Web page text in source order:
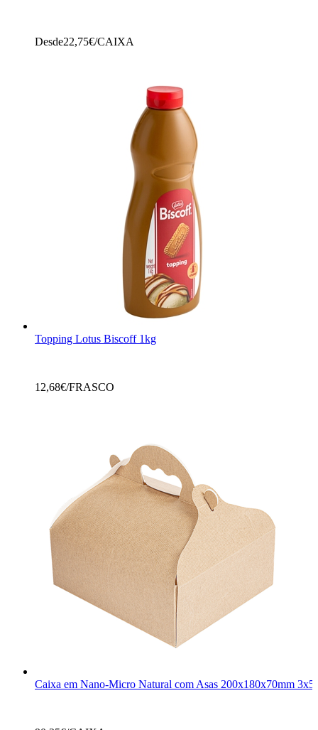
Desde22,75€/CAIXA
Topping Lotus Biscoff 1kg
12,68€/FRASCO
Caixa em Nano-Micro Natural com Asas 200x180x70mm